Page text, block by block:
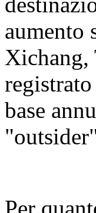
aumento
Xichang,
base
Per